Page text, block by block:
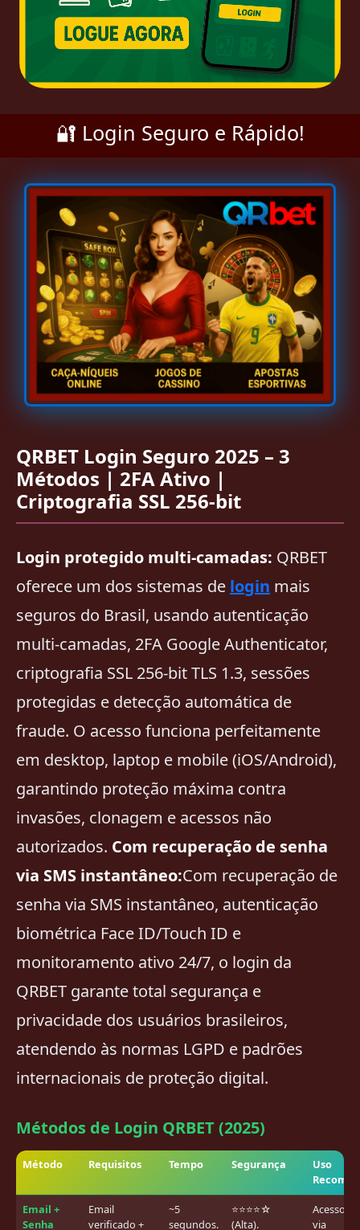
🔐 Login Seguro e Rápido!
QRBET Login Seguro 2025 – 3
Métodos | 2FA Ativo |
Criptografia SSL 256-bit
Login protegido multi-camadas: QRBET
oferece um dos sistemas de login mais
seguros do Brasil, usando autenticação
multi-camadas, 2FA Google Authenticator,
criptografia SSL 256-bit TLS 1.3, sessões
protegidas e detecção automática de
fraude. O acesso funciona perfeitamente
em desktop, laptop e mobile (iOS/Android),
garantindo proteção máxima contra
invasões, clonagem e acessos não
autorizados. Com recuperação de senha
via SMS instantâneo:Com recuperação de
senha via SMS instantâneo, autenticação
biométrica Face ID/Touch ID e
monitoramento ativo 24/7, o login da
QRBET garante total segurança e
privacidade dos usuários brasileiros,
atendendo às normas LGPD e padrões
internacionais de proteção digital.
Métodos de Login QRBET (2025)
Método Requisitos Tempo Segurança
Uso
Email +
Senha
Email
verificado +
~5
segundos.
⭐⭐⭐⭐☆
(Alta).
Acesso
via